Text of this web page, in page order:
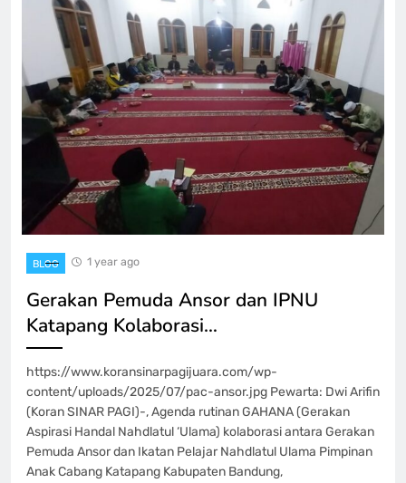
BLOG 1 year ago
Gerakan Pemuda Ansor dan IPNU
Katapang Kolaborasi…
https://www.koransinarpagijuara.com/wp-
content/uploads/2025/07/pac-ansor.jpg Pewarta: Dwi Arifin
(Koran SINAR PAGI)-, Agenda rutinan GAHANA (Gerakan
Aspirasi Handal Nahdlatul ‘Ulama) kolaborasi antara Gerakan
Pemuda Ansor dan Ikatan Pelajar Nahdlatul Ulama Pimpinan
Anak Cabang Katapang Kabupaten Bandung,